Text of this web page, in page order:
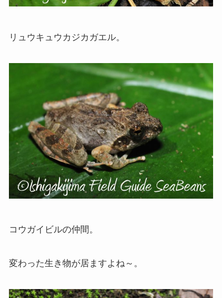
リュウキュウカジカガエル。
コウガイビルの仲間。
変わった生き物が居ますよね～。